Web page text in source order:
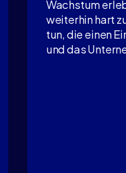
Wachstum
weiterhin hart
tun, die einen
und das